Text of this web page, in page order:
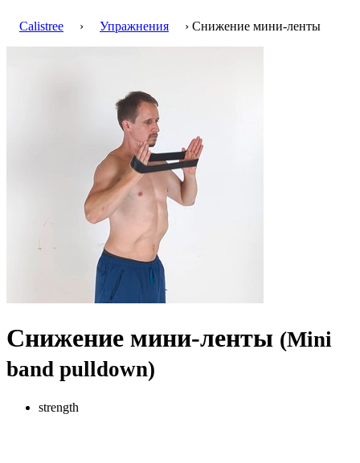
Calistree › Упражнения › Снижение мини-ленты
Снижение мини-ленты (Mini
band pulldown)
strength